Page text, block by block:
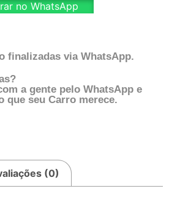
no WhatsApp
finalizadas via WhatsApp.
a gente pelo WhatsApp e
que seu Carro merece.
(0)